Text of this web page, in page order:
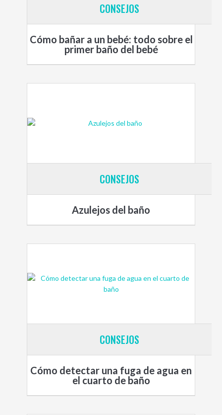
CONSEJOS
Cómo bañar a un bebé: todo sobre el
primer baño del bebé
CONSEJOS
Azulejos del baño
CONSEJOS
Cómo detectar una fuga de agua en
el cuarto de baño